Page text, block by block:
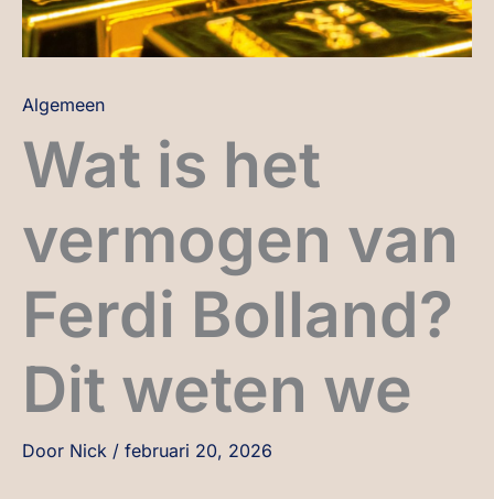
Algemeen
Wat is het
vermogen van
Ferdi Bolland?
Dit weten we
Door Nick / februari 20, 2026